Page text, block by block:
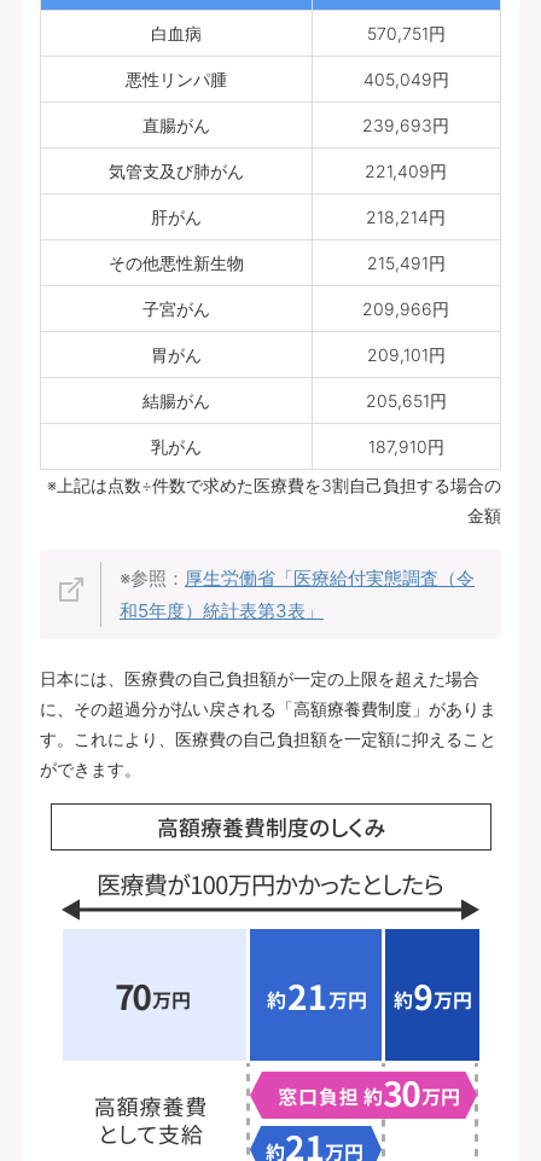
白血病 570,751円
悪性リンパ腫 405,049円
直腸がん 239,693円
気管支及び肺がん 221,409円
肝がん 218,214円
その他悪性新生物 215,491円
子宮がん 209,966円
胃がん 209,101円
結腸がん 205,651円
乳がん
187,910円
※上記は点数÷件数で求めた医療費を3割自己負担する場合の
金額
※参照： 厚生労働省「医療給付実態調査（令
和5年度）統計表第3表」
日本には、医療費の自己負担額が一定の上限を超えた場合
に、その超過分が払い戻される「高額療養費制度」がありま
す。これにより、医療費の自己負担額を一定額に抑えること
ができます。